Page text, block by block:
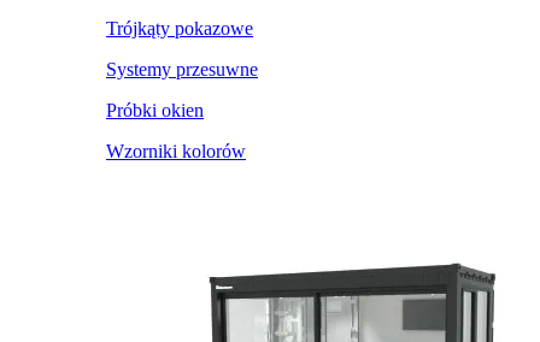
Trójkąty pokazowe
Systemy przesuwne
Próbki okien
Wzorniki kolorów